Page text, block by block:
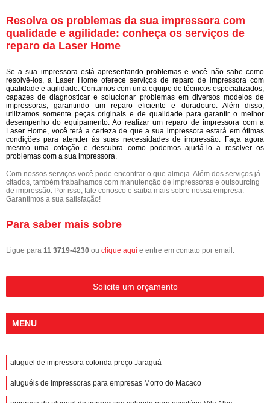
Resolva os problemas da sua impressora com
qualidade e agilidade: conheça os serviços de
reparo da Laser Home
Se a sua impressora está apresentando problemas e você não sabe como
resolvê-los, a Laser Home oferece serviços de reparo de impressora com
qualidade e agilidade. Contamos com uma equipe de técnicos especializados,
capazes de diagnosticar e solucionar problemas em diversos modelos de
impressoras, garantindo um reparo eficiente e duradouro. Além disso,
utilizamos somente peças originais e de qualidade para garantir o melhor
desempenho do equipamento. Ao realizar um reparo de impressora com a
Laser Home, você terá a certeza de que a sua impressora estará em ótimas
condições para atender às suas necessidades de impressão. Faça agora
mesmo uma cotação e descubra como podemos ajudá-lo a resolver os
problemas com a sua impressora.
Com nossos serviços você pode encontrar o que almeja. Além dos serviços já
citados, também trabalhamos com manutenção de impressoras e outsourcing
de impressão. Por isso, fale conosco e saiba mais sobre nossa empresa.
Garantimos a sua satisfação!
Para saber mais sobre
Ligue para 11 3719-4230 ou clique aqui e entre em contato por email.
Solicite um orçamento
MENU
aluguel de impressora colorida preço Jaraguá
aluguéis de impressoras para empresas Morro do Macaco